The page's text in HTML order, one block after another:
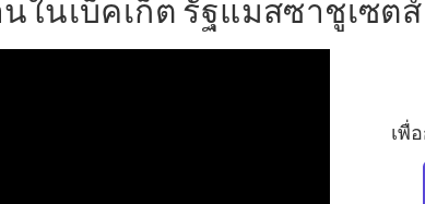
นในเบ็คเก็ต รัฐแมสซาชูเซตส์
เพื่